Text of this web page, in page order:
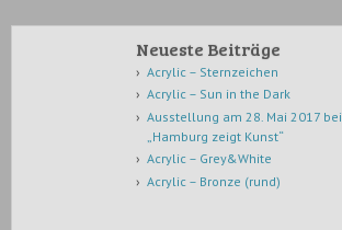
Neueste Beiträge
Acrylic – Sternzeichen
Acrylic – Sun in the Dark
Ausstellung am 28. Mai 2017 bei
„Hamburg zeigt Kunst“
Acrylic – Grey&White
Acrylic – Bronze (rund)